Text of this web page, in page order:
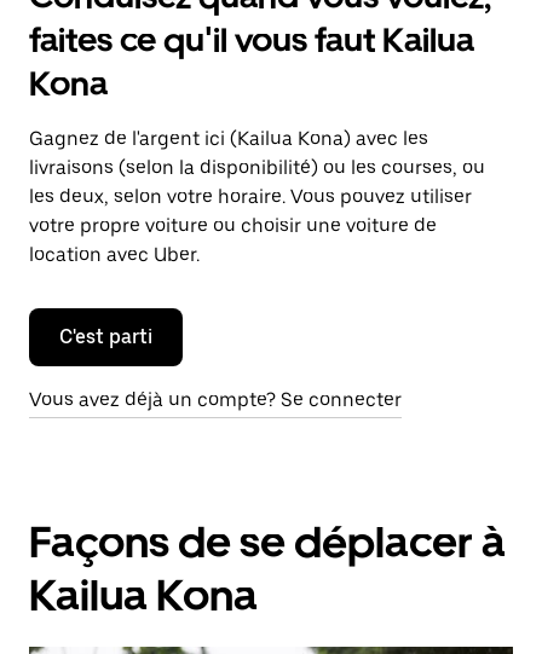
faites ce qu'il vous faut Kailua
Kona
Gagnez de l'argent ici (Kailua Kona) avec les
livraisons (selon la disponibilité) ou les courses, ou
les deux, selon votre horaire. Vous pouvez utiliser
votre propre voiture ou choisir une voiture de
location avec Uber.
C'est parti
Vous avez déjà un compte? Se connecter
Façons de se déplacer à
Kailua Kona